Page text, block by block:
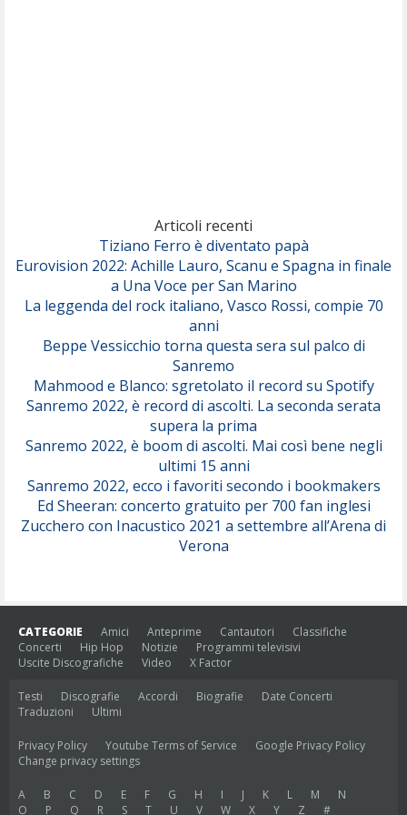
Serenamente
Articoli recenti
Tiziano Ferro è diventato papà
Eurovision 2022: Achille Lauro, Scanu e Spagna in finale
a Una Voce per San Marino
La leggenda del rock italiano, Vasco Rossi, compie 70
anni
Beppe Vessicchio torna questa sera sul palco di
Sanremo
Mahmood e Blanco: sgretolato il record su Spotify
Sanremo 2022, è record di ascolti. La seconda serata
supera la prima
Sanremo 2022, è boom di ascolti. Mai così bene negli
ultimi 15 anni
Sanremo 2022, ecco i favoriti secondo i bookmakers
Ed Sheeran: concerto gratuito per 700 fan inglesi
Zucchero con Inacustico 2021 a settembre all’Arena di
Verona
CATEGORIE Amici Anteprime Cantautori
Classifiche
Concerti
Hip Hop Notizie
Programmi televisivi
Uscite Discografiche
Video X Factor
Testi Discografie Accordi Biografie
Date Concerti
Traduzioni
Ultimi
Privacy Policy Youtube Terms of Service
Google Privacy Policy
Change privacy settings
A B C D E F G H I J K L M
N
O
P Q R S T U V W X Y Z #